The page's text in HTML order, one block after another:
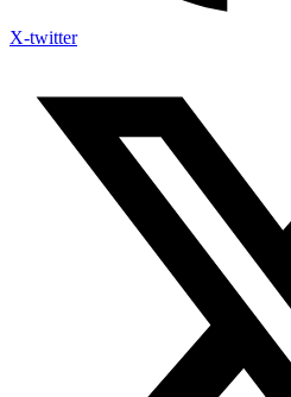
X-twitter